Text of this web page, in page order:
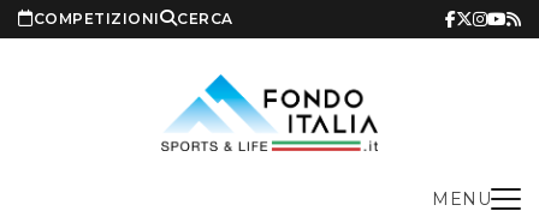
COMPETIZIONI CERCA
MENU